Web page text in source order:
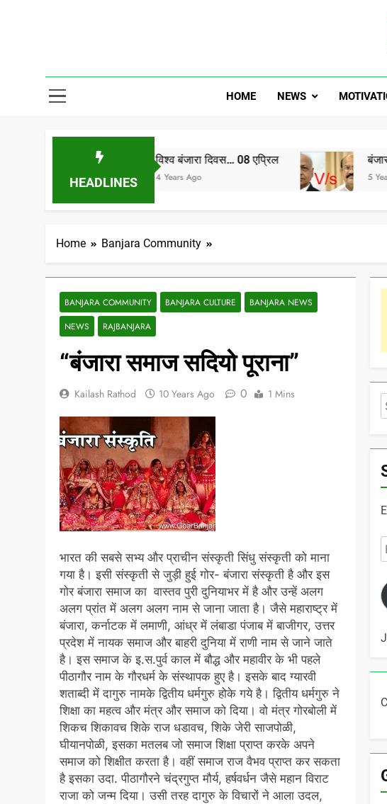
HOME NEWS
HEADLINES
विश्व बंजारा दिवस… 08 एप्रिल
4 Years Ago
बंजारा समाज को
5 Years Ago
Home Banjara Community
BANJARA COMMUNITY BANJARA CULTURE
BANJARA NEWS
NEWS
RAJBANJARA
“बंजारा समाज सदियो पूराना”
Kailash Rathod 10 Years Ago 0 1 Mins
भारत की सबसे सभ्य और प्राचीन संस्कृती सिंधु संस्कृती को माना
गया है। इसी संस्कृती से जुड़ी हुई गोर- बंजारा संस्कृती है और इस
गोर बंजारा समाज का वास्तव पुरी दुनियाभर में है और उन्हें अलग
अलग प्रांत में अलग अलग नाम से जाना जाता है। जैसे महाराष्ट्र में
बंजारा, कर्नाटक में लमाणी, आंध्र में लंबाडा पंजाब में बाजीगर, उत्तर
प्रदेश में नायक समाज और बाहरी दुनिया में राणी नाम से जाने जाते
है। इस समाज के इ.स.पुर्व काल में बौद्ध और महावीर के भी पहले
पीठागौर नाम के गौरधर्म के संस्थापक हुए है। इसके बाद ग्यारवी
शताब्दी में दागुरु नामके द्वितीय धर्मगुरु होके गये है। द्वितीय धर्मगुरु ने
शिक्षा का महत्व और मंत्र और समाज को दिया। वो मंत्र गोरबोली में
शिकच शिकावच शिके राज धडावच, शिके जेरी साजपोळी,
घीयानपोळी, इसका मतलब जो समाज शिक्षा प्राप्त करके अपने
समाज को शिक्षीत करता है। वहीं समाज राज वैभव प्राप्त कर सकता
है इसका उदा. पीठागौरने चंद्रगुप्त मौर्य, हर्षवर्धन जैसे महान विराट
राजा को जन्म दिया। उसी तरह दागुरु के विचारों ने आला उदल,